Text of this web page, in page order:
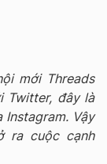
mới Threads
Twitter, đây là
Vậy
ra cuộc cạnh